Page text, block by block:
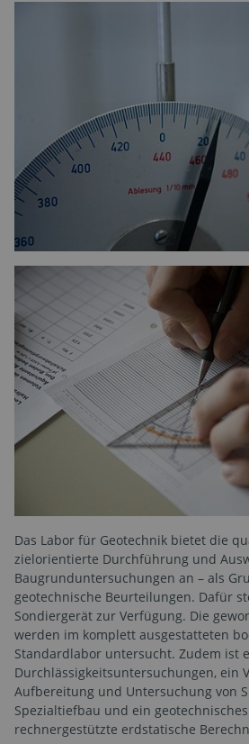
Das Labor für Geotechnik bietet die
zielorientierte Durchführung und
Baugrunduntersuchungen an – als
geotechnische Beurteilungen. Dafür
Sondiergerät zur Verfügung. Die
werden im komplett ausgestatteten
Standardlabor untersucht. Zudem ist
Durchlässigkeitsuntersuchungen, ein
Aufbereitung und Untersuchung von
Spezialtiefbau und ein
rechnergestützte erdstatische